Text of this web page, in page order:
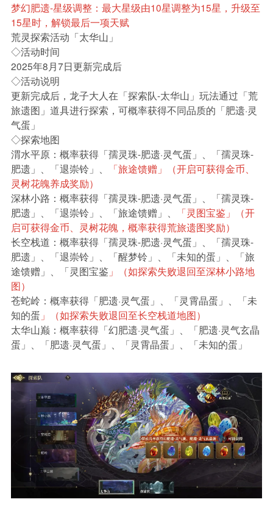
梦幻肥遗-星级调整：最大星级由10星调整为15星，升级至
15星时，解锁最后一项天赋
荒灵探索活动「太华山」
◇活动时间
2025年8月7日更新完成后
◇活动说明
更新完成后，龙子大人在「探索队-太华山」玩法通过「荒
旅遗图」道具进行探索，可概率获得不同品质的「肥遗·灵
气蛋」
◇探索地图
渭水平原：概率获得「孺灵珠-肥遗·灵气蛋」、「孺灵珠-
肥遗」、「退崇铃」、
「旅途馈赠」（开启可获得金币、
灵树花魄养成奖励）
深林小路：概率获得「孺灵珠-肥遗·灵气蛋」、「孺灵珠-
肥遗」、「退崇铃」、「旅途馈赠」、
「灵图宝鉴」（开
启可获得金币、灵树花魄，概率获得荒旅遗图奖励）
长空栈道：概率获得「孺灵珠-肥遗·灵气蛋」、「孺灵珠-
肥遗」、「退崇铃」、「醒梦铃」、「未知的蛋」、「旅
途馈赠」、「灵图宝鉴」（如探索失败退回至深林小路地
图）
苍蛇岭：概率获得「肥遗·灵气蛋」、「灵霄晶蛋」、「未
知的蛋 」（如探索失败退回至长空栈道地图）
太华山巅：概率获得「幻肥遗·灵气蛋」、「肥遗·灵气玄晶
蛋」、「肥遗·灵气蛋」、「灵霄晶蛋」、「未知的蛋」